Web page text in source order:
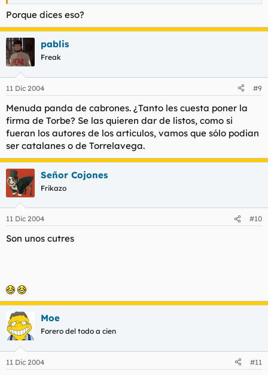
Porque dices eso?
pablis
Freak
11 Dic 2004 #9
Menuda panda de cabrones. ¿Tanto les cuesta poner la
firma de Torbe? Se las quieren dar de listos, como si
fueran los autores de los articulos, vamos que sólo podian
ser catalanes o de Torrelavega.
Señor Cojones
Frikazo
11 Dic 2004 #10
Son unos cutres
Moe
Forero del todo a cien
11 Dic 2004 #11